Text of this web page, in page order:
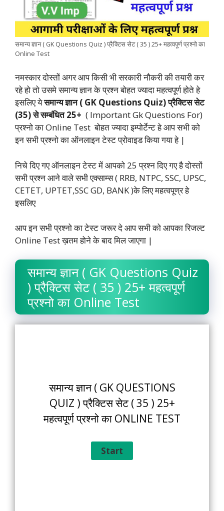
o
k
p
p
r
n
a
m
n
k
समान्य ज्ञान ( GK Questions Quiz ) प्रैक्टिस सेट ( 35 ) 25+ महत्वपूर्ण प्रश्नो का
Online Test
नमस्कार दोस्तों अगर आप किसी भी सरकारी नौकरी की तयारी कर
रहे हो तो उसमे समान्य ज्ञान के प्रश्न बोहत ज्यादा महत्वपूर्ण होते हे
इसलिए येसमान्य ज्ञान ( GK Questions Quiz) प्रैक्टिस सेट
(35) से सम्बंधित 25+ ( Important Gk Questions For)
प्रश्नो का Online Test बोहत ज्यादा इम्पोर्टेन्ट हे आप सभी को
इन सभी प्रश्नो का ऑनलाइन टेस्ट प्रोवाइड किया गया हे |
निचे दिए गए ऑनलाइन टेस्ट में आपको 25 प्रश्न दिए गए है दोस्तों
सभी प्रश्न आने वाले सभी एक्साम्स ( RRB, NTPC, SSC, UPSC,
CETET, UPTET,SSC GD, BANK )के लिए महत्वपूण्र हे
इसलिए
आप इन सभी प्रश्नो का टेस्ट जरूर दे आप सभी को आपका रिजल्ट
Online Test ख़तम होने के बाद मिल जाएगा |
समान्य ज्ञान ( GK Questions Quiz
) प्रैक्टिस सेट ( 35 ) 25+ महत्वपूर्ण
प्रश्नो का Online Test
समान्य ज्ञान ( GK QUESTIONS
QUIZ ) प्रैक्टिस सेट ( 35 ) 25+
महत्वपूर्ण प्रश्नो का ONLINE TEST